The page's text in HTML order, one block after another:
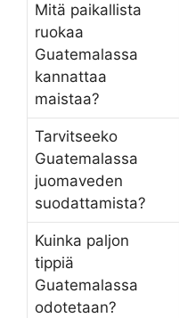
Mitä paikallista
ruokaa
Guatemalassa
kannattaa
maistaa?
Tarvitseeko
Guatemalassa
juomaveden
suodattamista?
Kuinka paljon
tippiä
Guatemalassa
odotetaan?